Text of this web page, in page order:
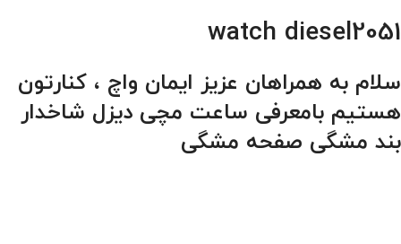
watch diesel2051
سلام به همراهان عزیز ایمان واچ ، کنارتون
هستیم بامعرفی ساعت مچی دیزل شاخدار
بند مشگی صفحه مشگی